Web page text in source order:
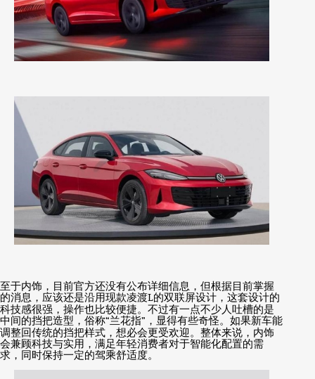
至于内饰，目前官方还没有公布详细信息，但根据目前掌握
的消息，应该还是沿用现款凌渡L的双联屏设计，这套设计的
科技感很强，操作也比较便捷。不过有一点不少人吐槽的是
中间的挡把造型，俗称“兰花指” ，显得有些奇怪。如果新车能
调整回传统的挡把样式，想必会更受欢迎。整体来说，内饰
会兼顾科技与实用，满足年轻消费者对于智能化配置的需
求，同时保持一定的驾乘舒适度。